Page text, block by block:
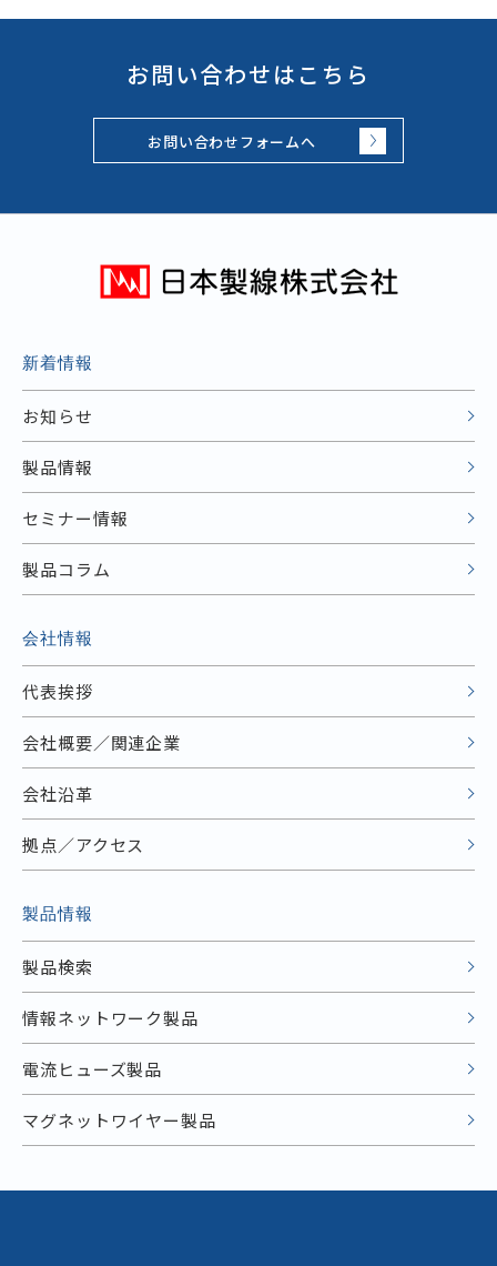
お問い合わせはこちら
お問い合わせフォームへ
新着情報
お知らせ
製品情報
セミナー情報
製品コラム
会社情報
代表挨拶
会社概要／関連企業
会社沿革
拠点／アクセス
製品情報
製品検索
情報ネットワーク製品
電流ヒューズ製品
マグネットワイヤー製品